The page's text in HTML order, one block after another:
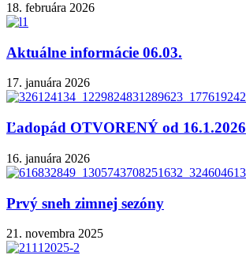
18. februára 2026
Aktuálne informácie 06.03.
17. januára 2026
Ľadopád OTVORENÝ od 16.1.2026
16. januára 2026
Prvý sneh zimnej sezóny
21. novembra 2025